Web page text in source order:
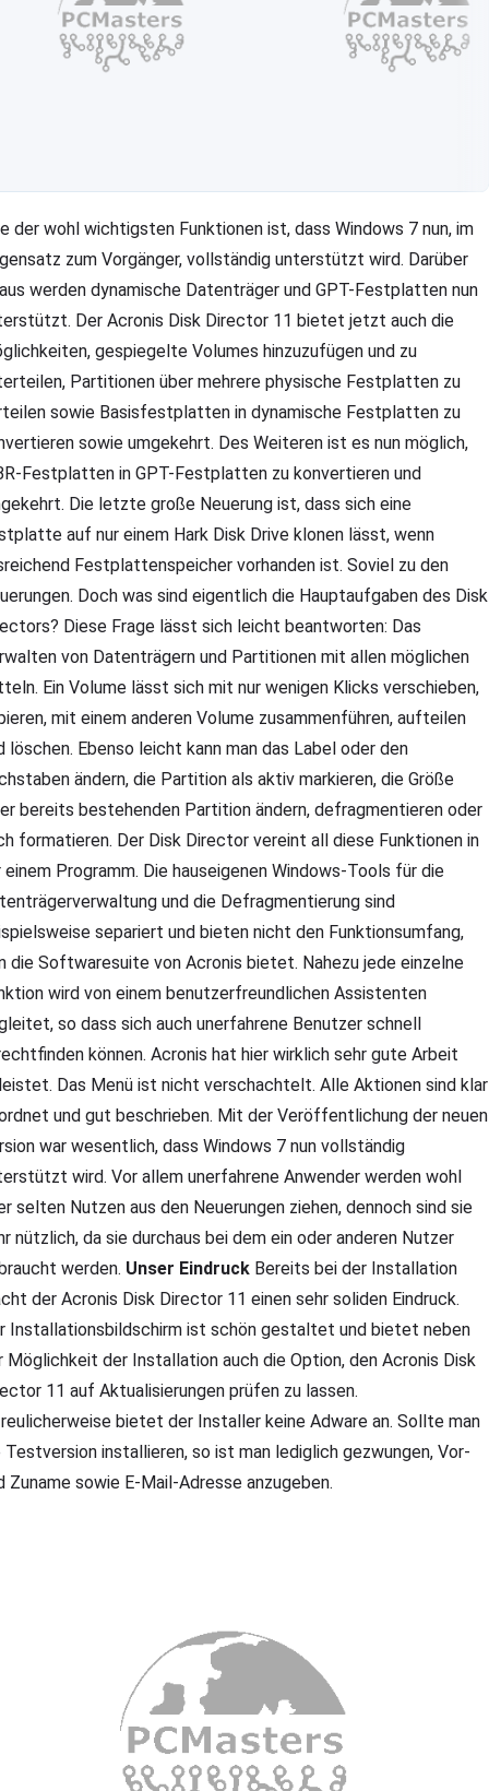
der wohl wichtigsten Funktionen ist, dass Windows 7 nun, im
zum Vorgänger, vollständig unterstützt wird. Darüber
werden dynamische Datenträger und GPT-Festplatten nun
Der Acronis Disk Director 11 bietet jetzt auch die
gespiegelte Volumes hinzuzufügen und zu
Partitionen über mehrere physische Festplatten zu
sowie Basisfestplatten in dynamische Festplatten zu
sowie umgekehrt. Des Weiteren ist es nun möglich,
Festplatten in GPT-Festplatten zu konvertieren und
Die letzte große Neuerung ist, dass sich eine
auf nur einem Hark Disk Drive klonen lässt, wenn
Festplattenspeicher vorhanden ist. Soviel zu den
Doch was sind eigentlich die Hauptaufgaben des Disk
Diese Frage lässt sich leicht beantworten: Das
von Datenträgern und Partitionen mit allen möglichen
Ein Volume lässt sich mit nur wenigen Klicks verschieben,
mit einem anderen Volume zusammenführen, aufteilen
löschen. Ebenso leicht kann man das Label oder den
ändern, die Partition als aktiv markieren, die Größe
bereits bestehenden Partition ändern, defragmentieren oder
formatieren. Der Disk Director vereint all diese Funktionen in
einem Programm. Die hauseigenen Windows-Tools für die
und die Defragmentierung sind
separiert und bieten nicht den Funktionsumfang,
die Softwaresuite von Acronis bietet. Nahezu jede einzelne
wird von einem benutzerfreundlichen Assistenten
so dass sich auch unerfahrene Benutzer schnell
können. Acronis hat hier wirklich sehr gute Arbeit
Das Menü ist nicht verschachtelt. Alle Aktionen sind klar
und gut beschrieben. Mit der Veröffentlichung der neuen
war wesentlich, dass Windows 7 nun vollständig
wird. Vor allem unerfahrene Anwender werden wohl
selten Nutzen aus den Neuerungen ziehen, dennoch sind sie
nützlich, da sie durchaus bei dem ein oder anderen Nutzer
werden. Unser Eindruck Bereits bei der Installation
der Acronis Disk Director 11 einen sehr soliden Eindruck.
Installationsbildschirm ist schön gestaltet und bietet neben
Möglichkeit der Installation auch die Option, den Acronis Disk
11 auf Aktualisierungen prüfen zu lassen.
bietet der Installer keine Adware an. Sollte man
Testversion installieren, so ist man lediglich gezwungen, Vor-
Zuname sowie E-Mail-Adresse anzugeben.